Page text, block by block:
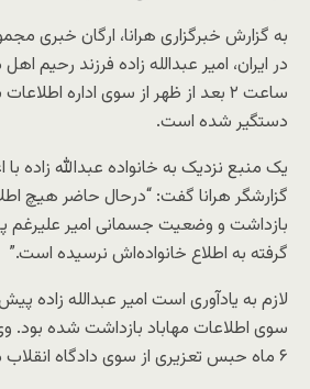
به گزارش خبرگزاری هرانا، ارگان خبری
در ایران، امیر عبداللە زادە فرزند رحیم
ساعت ۲ بعد از ظهر از سوی ادارە
دستگیر شدە است.
یک منبع نزدیک به خانواده عبدالله زاده با
گزارشگر هرانا گفت: “درحال حاضر هیچ
بازداشت و وضعیت جسمانی امیر علیرغم
گرفته بە اطلاع خانوادەاش نرسیدە است.”
سوی اطلاعات مهاباد بازداشت شدە بود.
۶ ماە حبس تعزیری از سوی دادگاە انقلاب محکوم شد.